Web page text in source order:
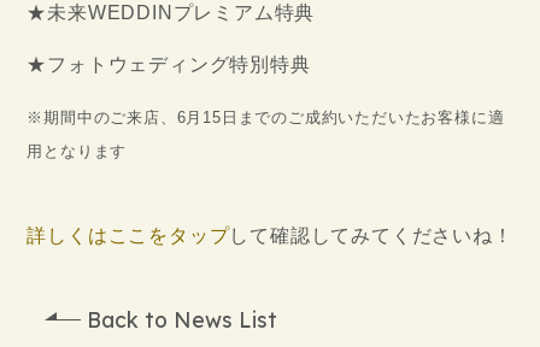
★未来WEDDINプレミアム特典
★フォトウェディング特別特典
※期間中のご来店、6月15日までのご成約いただいたお客様に適
用となります
詳しくはここをタップして確認してみてくださいね！
Back to News List